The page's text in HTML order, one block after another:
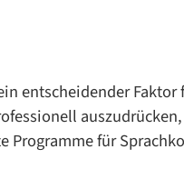
entscheidender Faktor
Programme für